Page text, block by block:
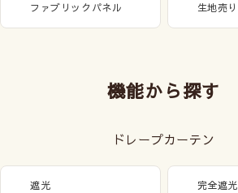
ファブリックパネル 生地売り
機能から探す
ドレープカーテン
遮光 完全遮光